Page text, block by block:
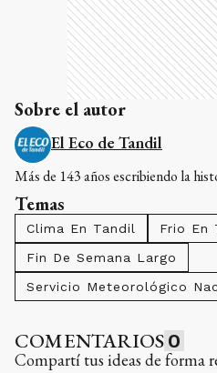
Sobre el autor
El Eco de Tandil
Más de 143 años escribiendo la
Temas
Clima En Tandil
Frio En
Fin De Semana Largo
Servicio Meteorológico
COMENTARIOS 0
Compartí tus ideas de forma